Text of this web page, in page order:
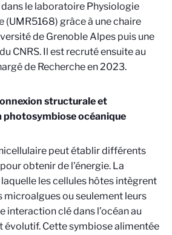
dans le laboratoire Physiologie
(UMR5168) grâce à une chaire
de Grenoble Alpes puis une
CNRS. Il est recruté ensuite au
de Recherche en 2023.
structurale et
photosymbiose océanique
peut établir différents
obtenir de l'énergie. La
les cellules hôtes intègrent
ou seulement leurs
interaction clé dans l’océan au
évolutif. Cette symbiose alimentée